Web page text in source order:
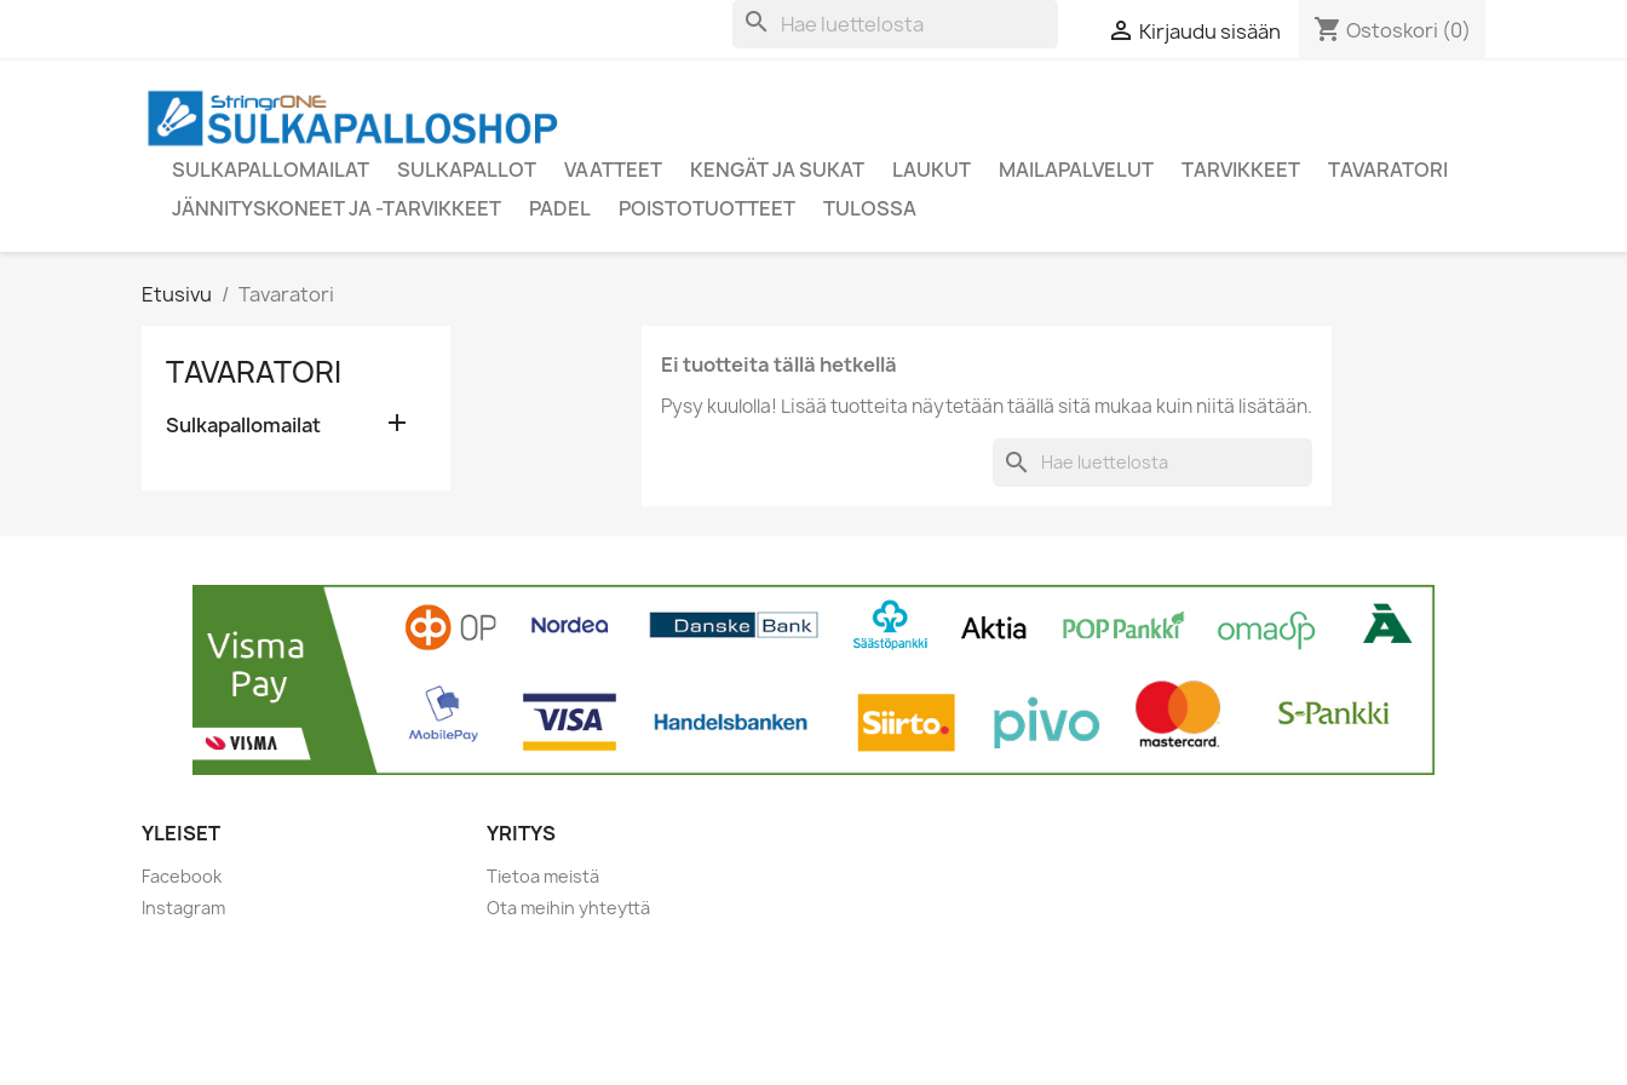
search  Kirjaudu sisään shopping_cart Ostoskori (0)
SULKAPALLOMAILAT SULKAPALLOT VAATTEET KENGÄT JA SUKAT LAUKUT MAILAPALVELUT TARVIKKEET
TAVARATORI
JÄNNITYSKONEET JA -TARVIKKEET
PADEL POISTOTUOTTEET TULOSSA
Etusivu Tavaratori
TAVARATORI
Sulkapallomailat 
Ei tuotteita tällä hetkellä
Pysy kuulolla! Lisää tuotteita näytetään täällä sitä mukaa kuin niitä lisätään.
search
YLEISET
Facebook
Instagram
YRITYS
Tietoa meistä
Ota meihin yhteyttä